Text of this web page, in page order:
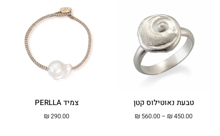
טבעת נאוטילוס קטן
₪450.00
–
₪ 560.00 טווח מחירים: ⁦₪450.00⁩ עד ⁦₪560.00⁩
צמיד PERLLA
₪290.00